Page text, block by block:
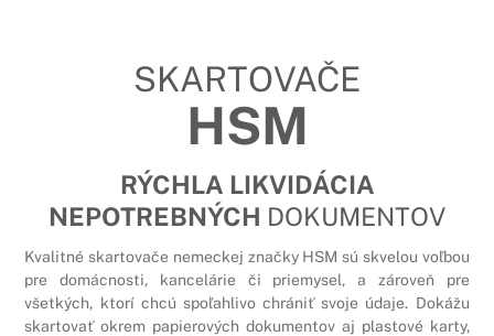
SKARTOVAČE
HSM
RÝCHLA LIKVIDÁCIA
NEPOTREBNÝCH DOKUMENTOV
Kvalitné skartovače nemeckej značky HSM sú skvelou voľbou
pre domácnosti, kancelárie či priemysel, a zároveň pre
všetkých, ktorí chcú spoľahlivo chrániť svoje údaje. Dokážu
skartovať okrem papierových dokumentov aj plastové karty,